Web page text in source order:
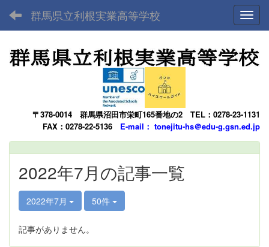
群馬県立利根実業高等学校
〒378-0014 群馬県沼田市栄町165番地の2 TEL：0278-23-1131
FAX：0278-22-5136 E-mail： tonejitu-hs＠edu-g.gsn.ed.jp
2022年7月の記事一覧
2022年7月 50件
記事がありません。